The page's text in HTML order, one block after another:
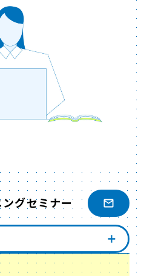
グセミナー